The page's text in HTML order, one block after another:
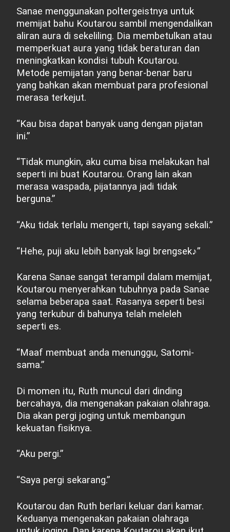
Sanae menggunakan poltergeistnya untuk
memijat bahu Koutarou sambil mengendalikan
aliran aura di sekeliling. Dia membetulkan atau
memperkuat aura yang tidak beraturan dan
meningkatkan kondisi tubuh Koutarou.
Metode pemijatan yang benar-benar baru
yang bahkan akan membuat para profesional
merasa terkejut.
“Kau bisa dapat banyak uang dengan pijatan
ini.”
“Tidak mungkin, aku cuma bisa melakukan hal
seperti ini buat Koutarou. Orang lain akan
merasa waspada, pijatannya jadi tidak
berguna.”
“Aku tidak terlalu mengerti, tapi sayang sekali.”
“Hehe, puji aku lebih banyak lagi brengsek♪”
Karena Sanae sangat terampil dalam memijat,
Koutarou menyerahkan tubuhnya pada Sanae
selama beberapa saat. Rasanya seperti besi
yang terkubur di bahunya telah meleleh
seperti es.
“Maaf membuat anda menunggu, Satomi-
sama.”
Di momen itu, Ruth muncul dari dinding
bercahaya, dia mengenakan pakaian olahraga.
Dia akan pergi joging untuk membangun
kekuatan fisiknya.
“Aku pergi.”
“Saya pergi sekarang.”
Koutarou dan Ruth berlari keluar dari kamar.
Keduanya mengenakan pakaian olahraga